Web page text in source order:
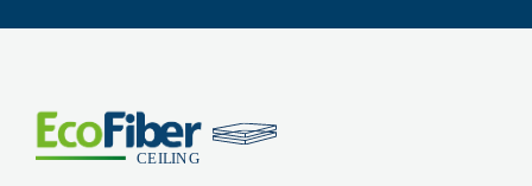
desafio termoacústico.